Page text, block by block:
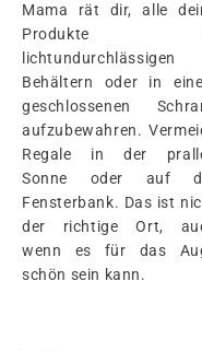
Mama rät dir, alle
Produkte
lichtundurchlässigen
Behältern oder in
geschlossenen
aufzubewahren.
Regale in der
Sonne oder auf
Fensterbank. Das ist
der richtige Ort,
wenn es für das
schön sein kann.